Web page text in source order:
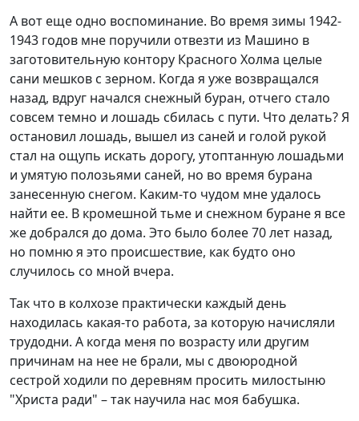
А вот еще одно воспоминание. Во время зимы 1942-
1943 годов мне поручили отвезти из Машино в
заготовительную контору Красного Холма целые
сани мешков с зерном. Когда я уже возвращался
назад, вдруг начался снежный буран, отчего стало
совсем темно и лошадь сбилась с пути. Что делать? Я
остановил лошадь, вышел из саней и голой рукой
стал на ощупь искать дорогу, утоптанную лошадьми
и умятую полозьями саней, но во время бурана
занесенную снегом. Каким-то чудом мне удалось
найти ее. В кромешной тьме и снежном буране я все
же добрался до дома. Это было более 70 лет назад,
но помню я это происшествие, как будто оно
случилось со мной вчера.
Так что в колхозе практически каждый день
находилась какая-то работа, за которую начисляли
трудодни. А когда меня по возрасту или другим
причинам на нее не брали, мы с двоюродной
сестрой ходили по деревням просить милостыню
"Христа ради" – так научила нас моя бабушка.